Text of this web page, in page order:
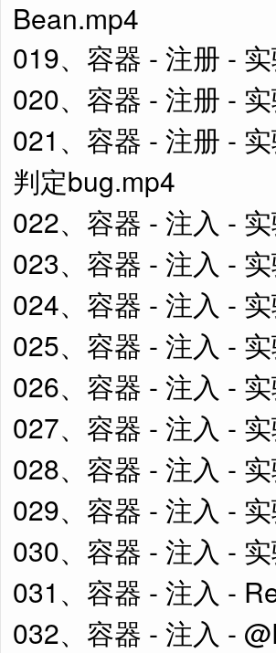
Bean.mp4
019、容器 - 注册 -
020、容器 - 注册 -
021、容器 - 注册 -
判定bug.mp4
022、容器 - 注入 -
023、容器 - 注入 -
024、容器 - 注入 -
025、容器 - 注入 -
026、容器 - 注入 -
027、容器 - 注入 -
028、容器 - 注入 -
029、容器 - 注入 -
030、容器 - 注入 -
031、容器 - 注入 -
032、容器 - 注入 -